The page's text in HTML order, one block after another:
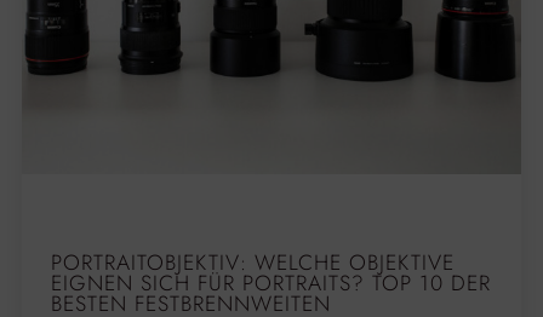
PORTRAITOBJEKTIV: WELCHE OBJEKTIVE
EIGNEN SICH FÜR PORTRAITS? TOP 10 DER
BESTEN FESTBRENNWEITEN